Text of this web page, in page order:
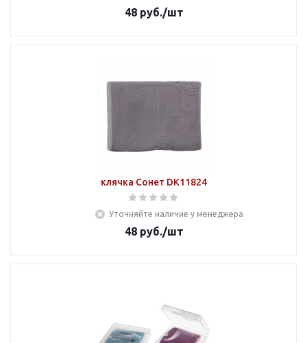
48руб./шт
клячка Сонет DK11824
Уточняйте наличие у менеджера
48руб./шт